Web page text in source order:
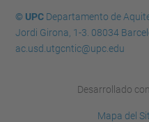
© UPCDepartamento de
Jordi Girona, 1-3. 08034
ac.usd.utgcntic@upc.edu
Desarrollado con
Mapa del